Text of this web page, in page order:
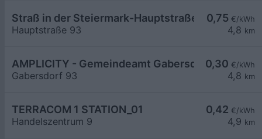
0,75 €/kWh
4,8 km
Straß in der Steiermark-Hauptstraße 93
Hauptstraße 93
0,30 €/kWh
4,8 km
AMPLICITY - Gemeindeamt Gabersdorf
Gabersdorf 93
0,42 €/kWh
4,9 km
TERRACOM 1 STATION_01
Handelszentrum 9